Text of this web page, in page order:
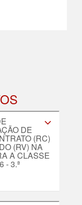
DE
(RC)
(RV) NA
A CLASSE
- 3.ª